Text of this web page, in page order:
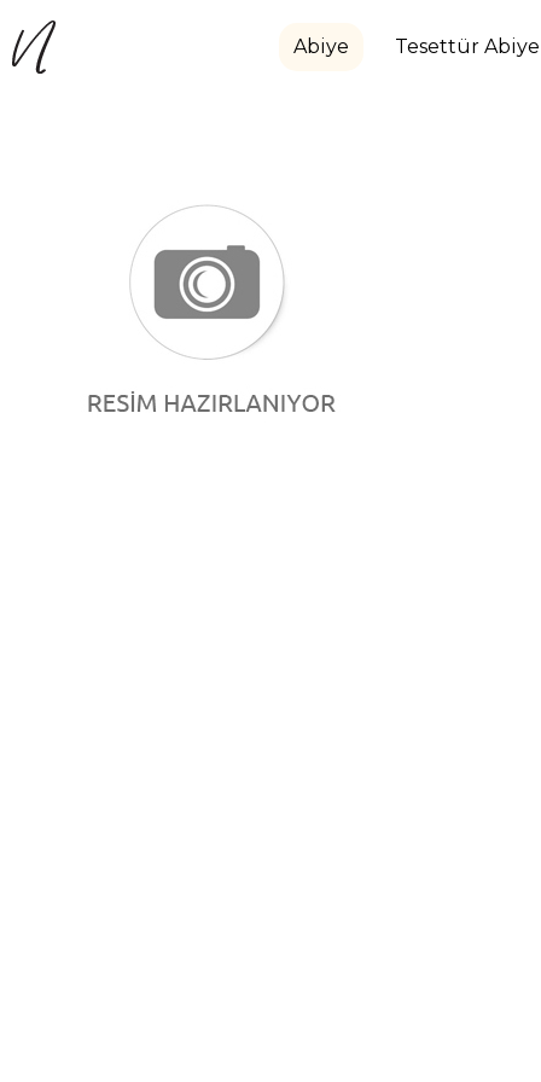
Abiye Tesettür Abiye